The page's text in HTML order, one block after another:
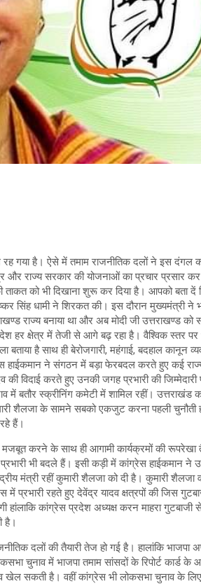
गया है। ऐसे में तमाम राजनीतिक दलों ने इस दंगल
राज्य सरकार की योजनाओं का प्रचार प्रसार कर
ताकत को भी दिखाना शुरू कर दिया है। आपको बता दें
सिंह धामी ने शिरकत की। इस दौरान मुख्यमंत्री ने
राज्य बनाया था और अब मोदी जी उत्तराखण्ड को
हर क्षेत्र में तेजी से आगे बढ़ रहा है। वैश्विक स्तर पर
है साथ ही बेरोजगारी, महंगाई, बदहाल कानून
हाईकमान ने संगठन में बड़ा फेरबदल करते हुए कई
विदाई करते हुए उनकी जगह प्रभारी की जिम्मेदारी
में बतौर स्क्रीनिंग कमेटी में शामिल रहीं। उत्तराखंड
शैलजा के सामने सबको एकजुट करना पहली चुनौती
हैं।
करने के साथ ही आगामी कार्यक्रमों की रूपरेखा
भी बदले हैं। इसी कड़ी में कांग्रेस हाईकमान ने
मंत्री रहीं कुमारी शैलजा को दी है। कुमारी शैलजा
प्रभारी रहते हुए देवेंद्र यादव क्षत्रपों की जिस
कांग्रेस प्रदेश अध्यक्ष करन माहरा गुटबाजी
है।
दलों की तैयारी तेज हो गई है। हालांकि भाजपा
चुनाव में भाजपा तमाम सांसदों के रिपोर्ट कार्ड के
खेल सकती है। वहीं कांग्रेस भी लोकसभा चुनाव के लिए